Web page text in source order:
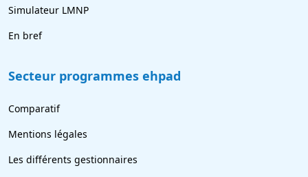
Simulateur LMNP
En bref
Secteur programmes ehpad
Comparatif
Mentions légales
Les différents gestionnaires